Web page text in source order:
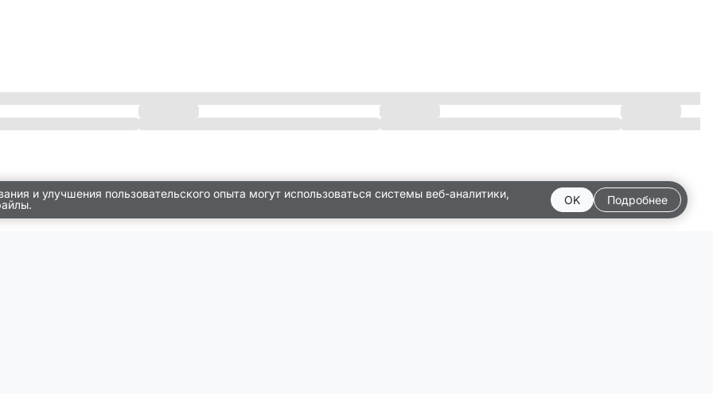
и улучшения пользовательского опыта могут использоваться системы веб-аналитики,
OK Подробнее